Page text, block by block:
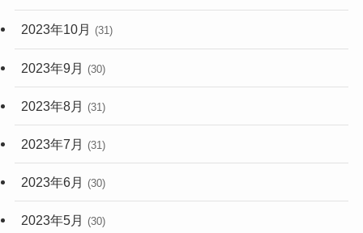
2023年10月 (31)
2023年9月 (30)
2023年8月 (31)
2023年7月 (31)
2023年6月 (30)
2023年5月 (30)